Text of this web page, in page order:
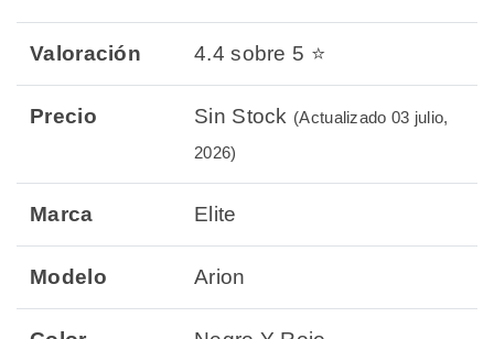
Valoración 4.4 sobre 5 ⭐
Precio Sin Stock (Actualizado 03 julio,
2026)
Marca Elite
Modelo Arion